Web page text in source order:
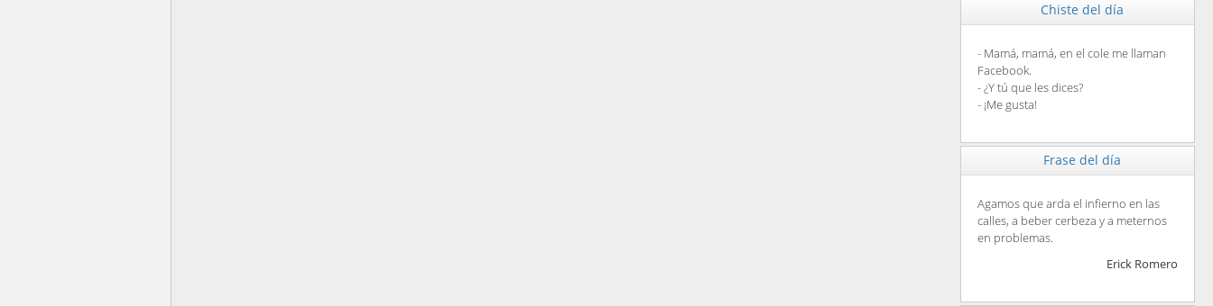
Chiste del día
- Mamá, mamá, en el cole me llaman
Facebook.
- ¿Y tú que les dices?
- ¡Me gusta!
Frase del día
Agamos que arda el infierno en las
calles, a beber cerbeza y a meternos
en problemas.
Erick Romero